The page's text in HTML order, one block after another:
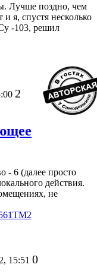
Лучше поздно, чем
и я, спустя несколько
-103, решил
2
- 6 (далее просто
действия.
не
15:51 0